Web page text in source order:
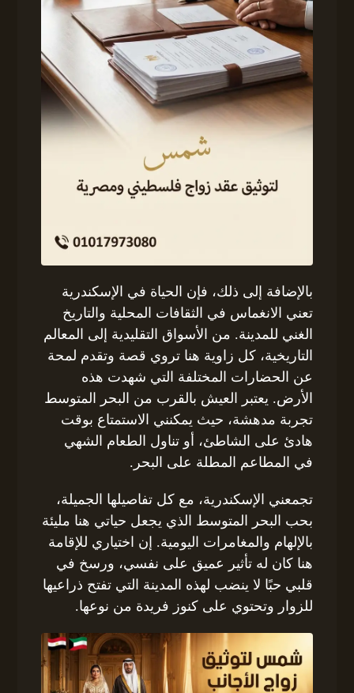
بالإضافة إلى ذلك، فإن الحياة في الإسكندرية
تعني الانغماس في الثقافات المحلية والتاريخ
الغني للمدينة. من الأسواق التقليدية إلى المعالم
التاريخية، كل زاوية هنا تروي قصة وتقدم لمحة
عن الحضارات المختلفة التي شهدت هذه
الأرض. يعتبر العيش بالقرب من البحر المتوسط
تجربة مدهشة، حيث يمكنني الاستمتاع بوقت
هادئ على الشاطئ، أو تناول الطعام الشهي
في المطاعم المطلة على البحر.
تجمعني الإسكندرية، مع كل تفاصيلها الجميلة،
بحب البحر المتوسط الذي يجعل حياتي هنا مليئة
بالإلهام والمغامرات اليومية. إن اختياري للإقامة
هنا كان له تأثير عميق على نفسي، ورسخ في
قلبي حبًا لا ينضب لهذه المدينة التي تفتح ذراعيها
للزوار وتحتوي على كنوز فريدة من نوعها.